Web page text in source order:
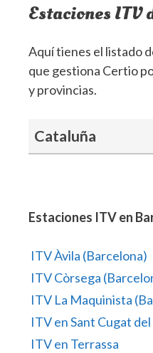
Estaciones ITV
Aquí tienes el listado
que gestiona Certio
y provincias.
Cataluña
Estaciones ITV en
ITV Àvila (Barcelona)
ITV Còrsega
ITV La Maquinista
ITV en Sant Cugat del
ITV en Terrassa